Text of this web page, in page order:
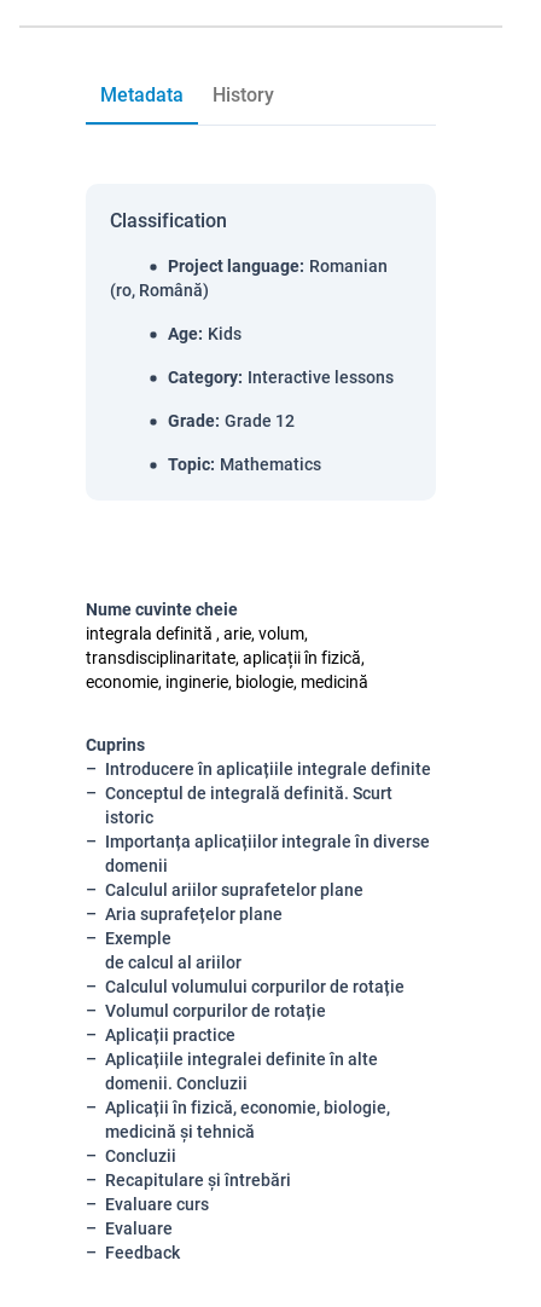
Metadata History
Classification
Project language: Romanian
(ro, Română)
Age: Kids
Category: Interactive lessons
Grade: Grade 12
Topic: Mathematics
Nume cuvinte cheie
integrala definită , arie, volum,
transdisciplinaritate, aplicații în fizică,
economie, inginerie, biologie, medicină
Cuprins
Introducere în aplicațiile integrale definite
Conceptul de integrală definită. Scurt
istoric
Importanța aplicațiilor integrale în diverse
domenii
Calculul ariilor suprafetelor plane
Aria suprafețelor plane
Exemple
de calcul al ariilor
Calculul volumului corpurilor de rotație
Volumul corpurilor de rotație
Aplicații practice
Aplicațiile integralei definite în alte
domenii. Concluzii
Aplicații în fizică, economie, biologie,
medicină și tehnică
Concluzii
Recapitulare și întrebări
Evaluare curs
Evaluare
Feedback